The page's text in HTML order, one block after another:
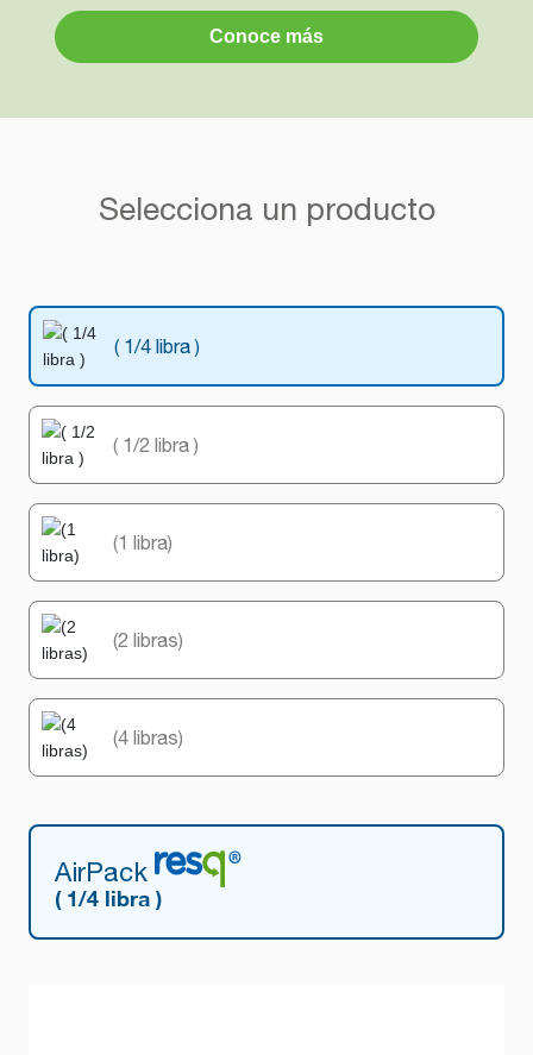
Conoce más
Selecciona un producto
( 1/4 libra )
( 1/2 libra )
(1 libra)
(2 libras)
(4 libras)
AirPack
( 1/4 libra )